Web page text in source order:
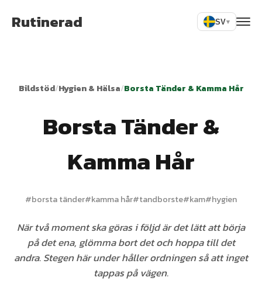
Rutinerad SV▾
Bildstöd/Hygien & Hälsa/Borsta Tänder & Kamma Hår
Borsta Tänder &
Kamma Hår
#borsta tänder#kamma hår#tandborste#kam#hygien
När två moment ska göras i följd är det lätt att börja
på det ena, glömma bort det och hoppa till det
andra. Stegen här under håller ordningen så att inget
tappas på vägen.